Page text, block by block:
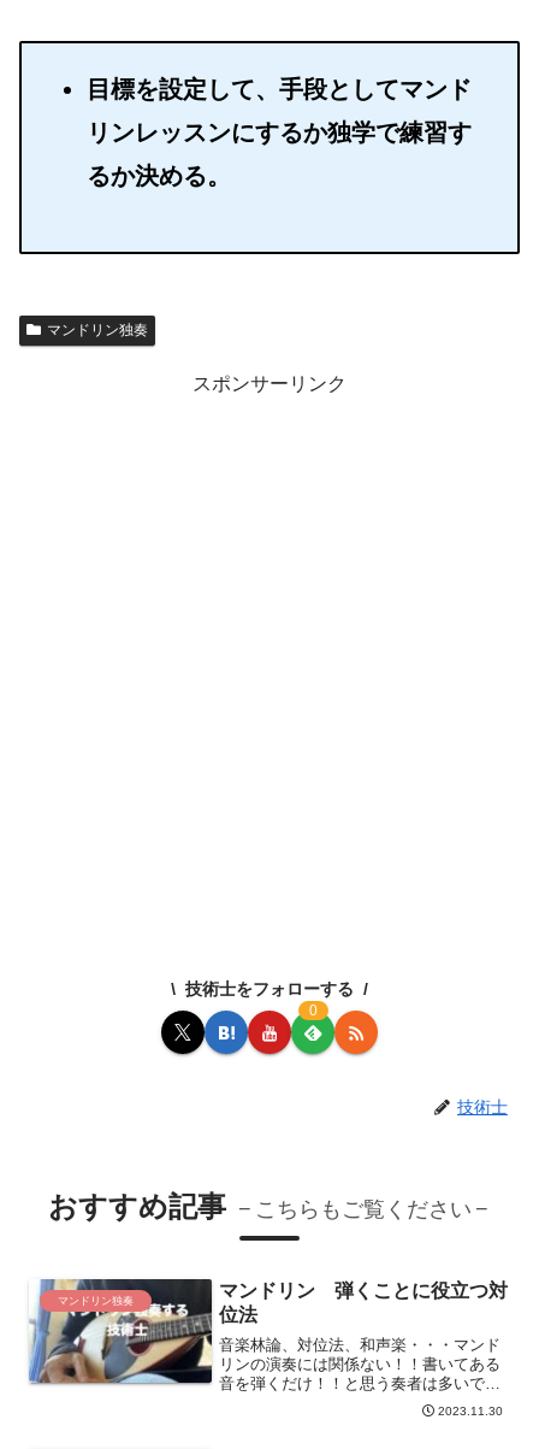
目標を設定して、手段としてマンド
リンレッスンにするか独学で練習す
るか決める。
マンドリン独奏
スポンサーリンク
技術士をフォローする
0
技術士
おすすめ記事 こちらもご覧ください
マンドリン独奏
マンドリン 弾くことに役立つ対
位法
音楽林論、対位法、和声楽・・・マンド
リンの演奏には関係ない！！書いてある
音を弾くだけ！！と思う奏者は多いで
す。今回は主に対位法を取り上げます。
対位法はマンドリンの演奏に役立ちま
2023.11.30